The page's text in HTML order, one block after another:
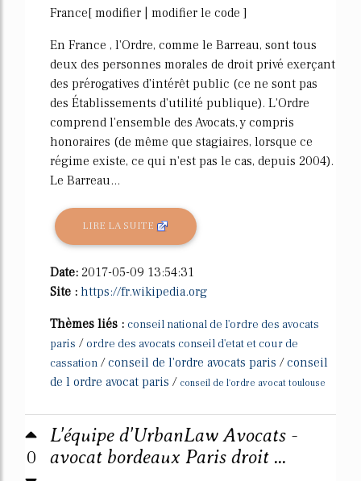
France[ modifier | modifier le code ]
En France , l'Ordre, comme le Barreau, sont tous
deux des personnes morales de droit privé exerçant
des prérogatives d'intérêt public (ce ne sont pas
des Établissements d'utilité publique). L'Ordre
comprend l'ensemble des Avocats, y compris
honoraires (de même que stagiaires, lorsque ce
régime existe, ce qui n'est pas le cas, depuis 2004).
Le Barreau...
LIRE LA SUITE
Date: 2017-05-09 13:54:31
Site : https://fr.wikipedia.org
Thèmes liés : conseil national de l'ordre des avocats
paris / ordre des avocats conseil d'etat et cour de
cassation /conseil de l'ordre avocats paris /conseil
de l ordre avocat paris / conseil de l'ordre avocat toulouse
0
L'équipe d'UrbanLaw Avocats -
avocat bordeaux Paris droit ...